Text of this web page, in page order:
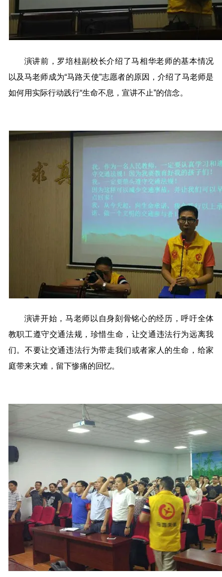
演讲前，罗培桂副校长介绍了马相华老师的基本情况
以及马老师成为“马路天使”志愿者的原因，介绍了马老师是
如何用实际行动践行“生命不息，宣讲不止”的信念。
演讲开始，马老师以自身刻骨铭心的经历，呼吁全体
教职工遵守交通法规，珍惜生命，让交通违法行为远离我
们。不要让交通违法行为带走我们或者家人的生命，给家
庭带来灾难，留下惨痛的回忆。